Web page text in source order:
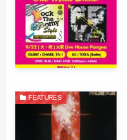
FEATURES